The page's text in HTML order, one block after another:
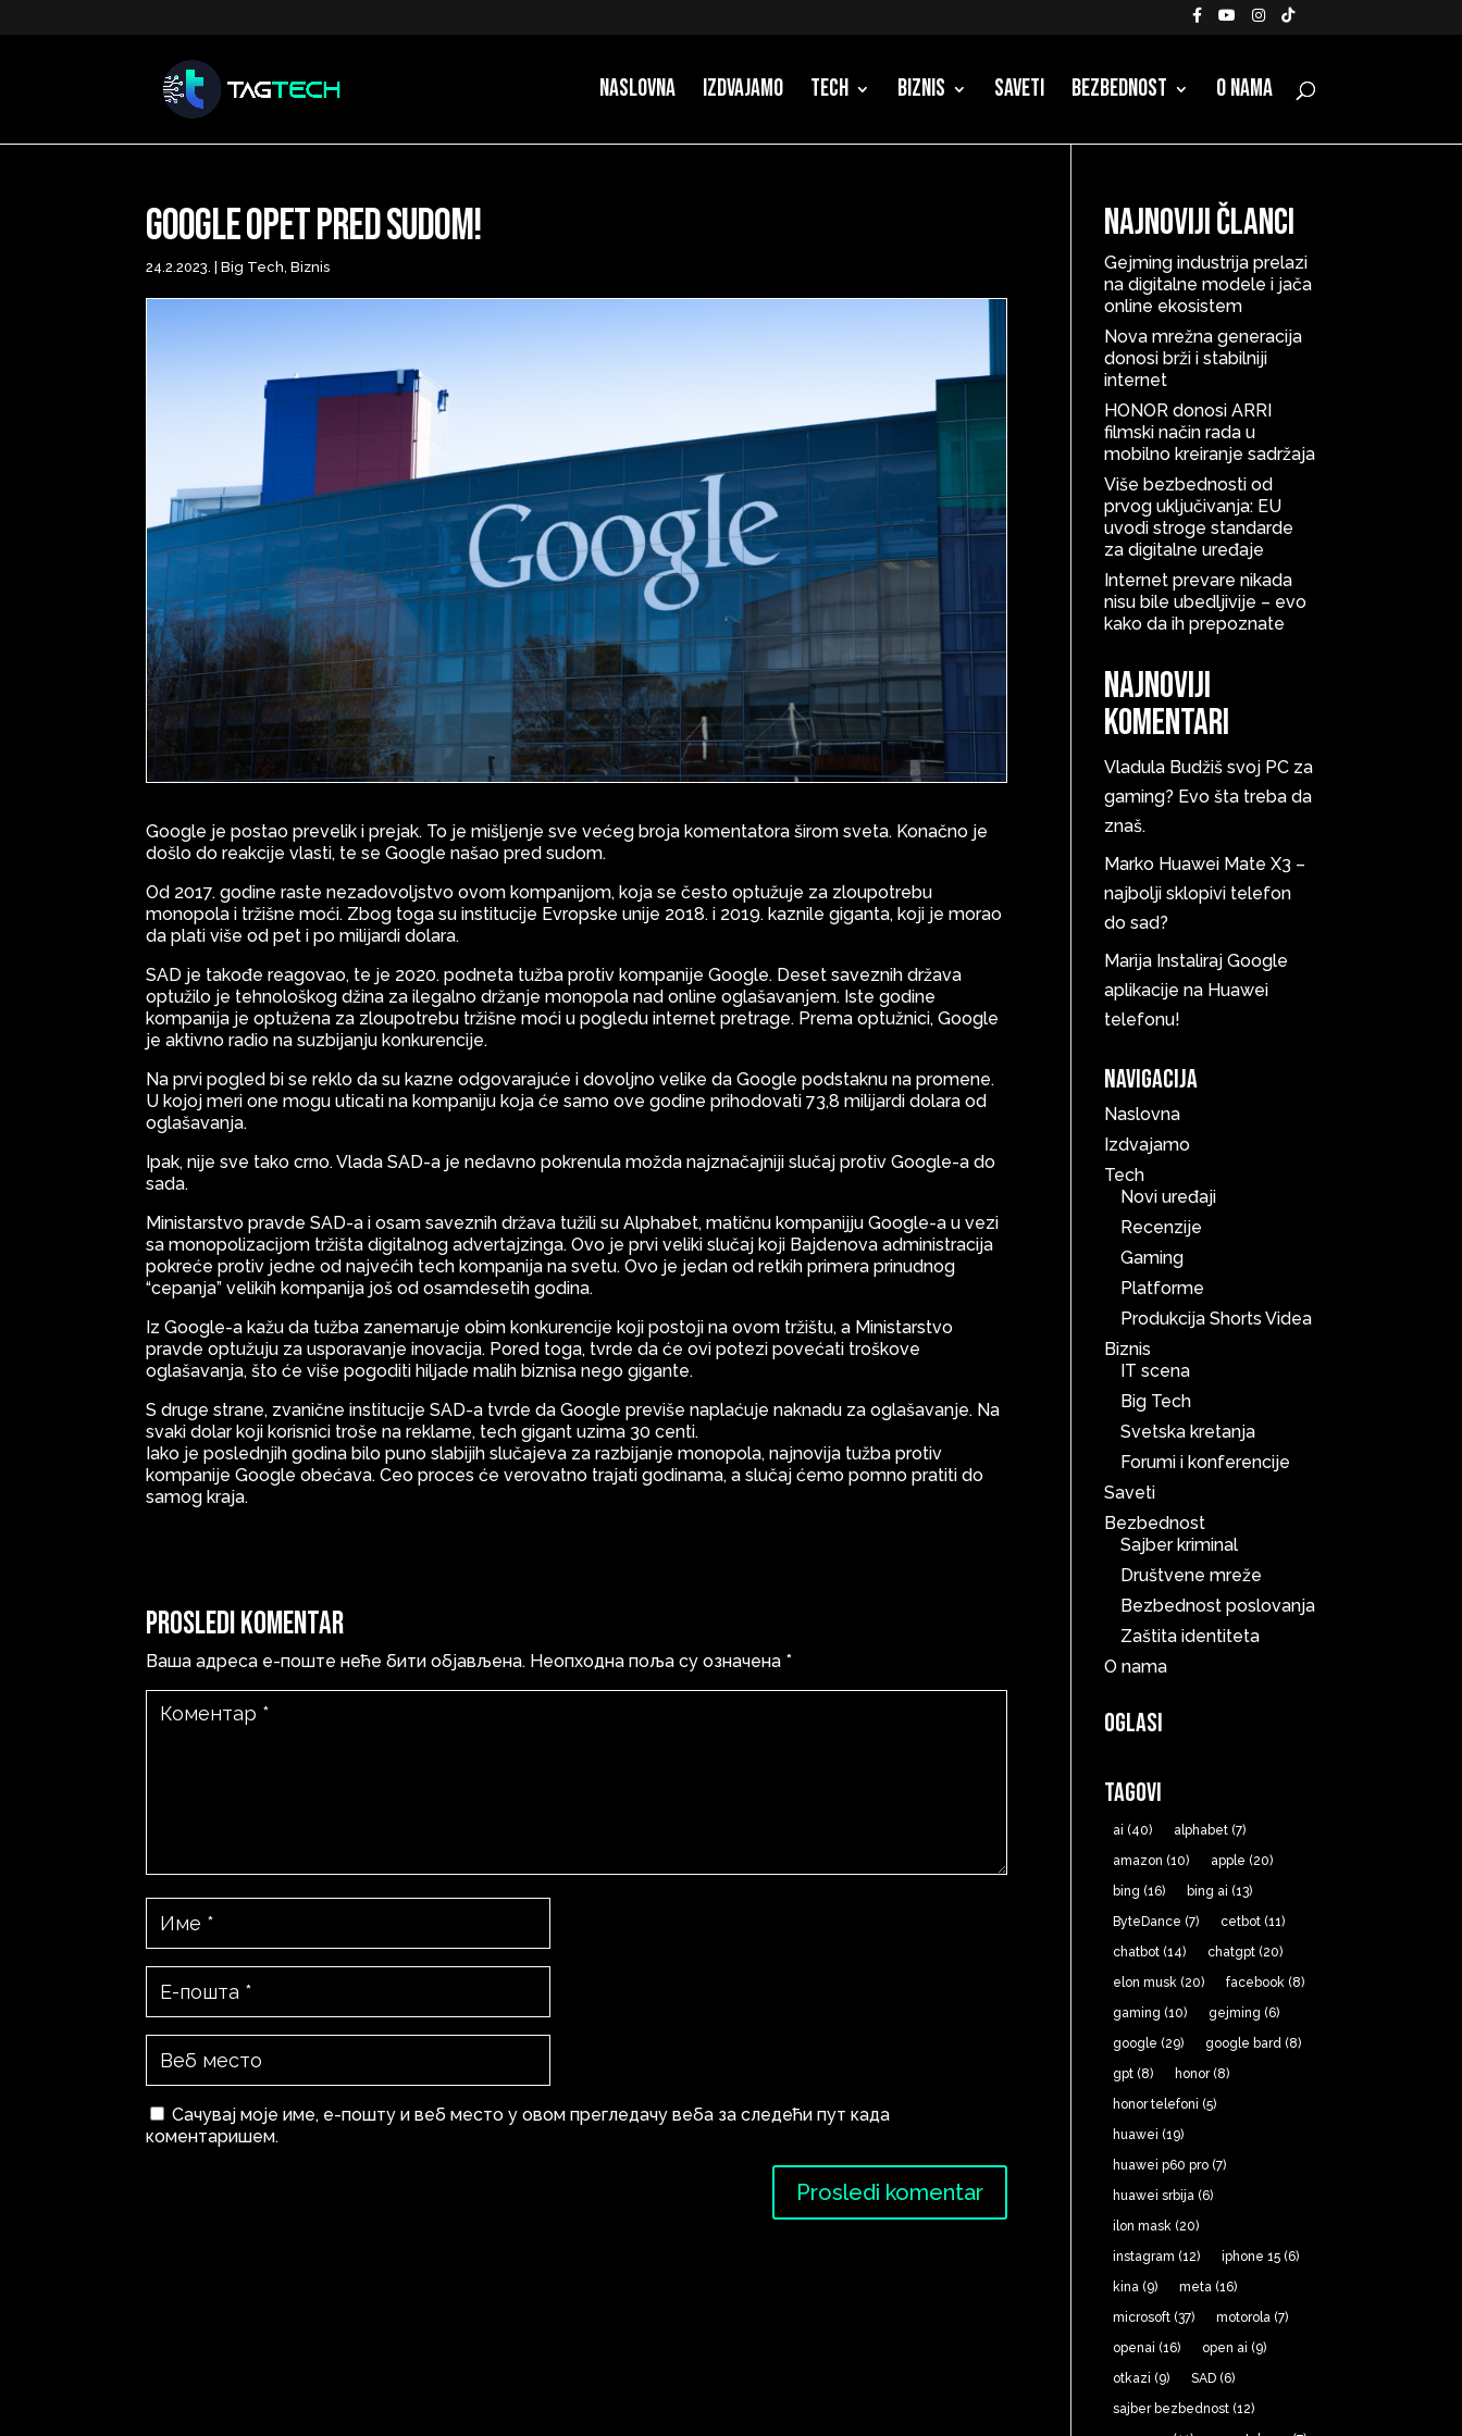
Naslovna Izdvajamo Tech Biznis Saveti Bezbednost O nama
Google opet pred sudom!
24.2.2023. |Big Tech,Biznis
Google je postao prevelik i prejak. To je mišljenje sve većeg broja komentatora širom sveta. Konačno je
došlo do reakcije vlasti, te se Google našao pred sudom.
Od 2017. godine raste nezadovoljstvo ovom kompanijom, koja se često optužuje za zloupotrebu
monopola i tržišne moći. Zbog toga su institucije Evropske unije 2018. i 2019. kaznile giganta, koji je morao
da plati više od pet i po milijardi dolara.
SAD je takođe reagovao, te je 2020. podneta tužba protiv kompanije Google. Deset saveznih država
optužilo je tehnološkog džina za ilegalno držanje monopola nad online oglašavanjem. Iste godine
kompanija je optužena za zloupotrebu tržišne moći u pogledu internet pretrage. Prema optužnici, Google
je aktivno radio na suzbijanju konkurencije.
Na prvi pogled bi se reklo da su kazne odgovarajuće i dovoljno velike da Google podstaknu na promene.
U kojoj meri one mogu uticati na kompaniju koja će samo ove godine prihodovati 73,8 milijardi dolara od
oglašavanja.
Ipak, nije sve tako crno. Vlada SAD-a je nedavno pokrenula možda najznačajniji slučaj protiv Google-a do
sada.
Ministarstvo pravde SAD-a i osam saveznih država tužili su Alphabet, matičnu kompanijju Google-a u vezi
sa monopolizacijom tržišta digitalnog advertajzinga. Ovo je prvi veliki slučaj koji Bajdenova administracija
pokreće protiv jedne od najvećih tech kompanija na svetu. Ovo je jedan od retkih primera prinudnog
“cepanja” velikih kompanija još od osamdesetih godina.
Iz Google-a kažu da tužba zanemaruje obim konkurencije koji postoji na ovom tržištu, a Ministarstvo
pravde optužuju za usporavanje inovacija. Pored toga, tvrde da će ovi potezi povećati troškove
oglašavanja, što će više pogoditi hiljade malih biznisa nego gigante.
S druge strane, zvanične institucije SAD-a tvrde da Google previše naplaćuje naknadu za oglašavanje. Na
svaki dolar koji korisnici troše na reklame, tech gigant uzima 30 centi.
Iako je poslednjih godina bilo puno slabijih slučajeva za razbijanje monopola, najnovija tužba protiv
kompanije Google obećava. Ceo proces će verovatno trajati godinama, a slučaj ćemo pomno pratiti do
samog kraja.
Prosledi komentar
Ваша адреса е-поште неће бити објављена. Неопходна поља су означена *
Сачувај моје име, е-пошту и веб место у овом прегледачу веба за следећи пут када
коментаришем.
Najnoviji članci
Gejming industrija prelazi
na digitalne modele i jača
online ekosistem
Nova mrežna generacija
donosi brži i stabilniji
internet
HONOR donosi ARRI
filmski način rada u
mobilno kreiranje sadržaja
Više bezbednosti od
prvog uključivanja: EU
uvodi stroge standarde
za digitalne uređaje
Internet prevare nikada
nisu bile ubedljivije – evo
kako da ih prepoznate
Najnoviji
komentari
Vladula Budžiš svoj PC za
gaming? Evo šta treba da
znaš.
Marko Huawei Mate X3 –
najbolji sklopivi telefon
do sad?
Marija Instaliraj Google
aplikacije na Huawei
telefonu!
Navigacija
Naslovna
Izdvajamo
Tech
Novi uređaji
Recenzije
Gaming
Platforme
Produkcija Shorts Videa
Biznis
IT scena
Big Tech
Svetska kretanja
Forumi i konferencije
Saveti
Bezbednost
Sajber kriminal
Društvene mreže
Bezbednost poslovanja
Zaštita identiteta
O nama
Oglasi
Tagovi
ai (40) alphabet (7)
amazon (10) apple (20)
bing (16) bing ai (13)
ByteDance (7) cetbot (11)
chatbot (14) chatgpt (20)
elon musk (20) facebook (8)
gaming (10) gejming (6)
google (29) google bard (8)
gpt (8) honor(8)
honor telefoni (5)
huawei (19)
huawei p60 pro (7)
huawei srbija (6)
ilon mask (20)
instagram (12) iphone 15 (6)
kina (9) meta (16)
microsoft (37) motorola (7)
openai (16) open ai (9)
otkazi (9) SAD (6)
sajber bezbednost (12)